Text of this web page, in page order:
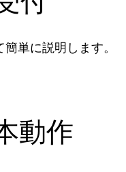
単に説明します。
動作